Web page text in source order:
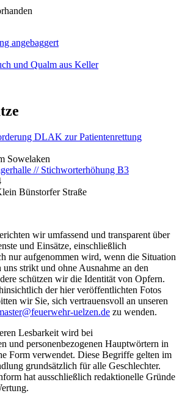
angebaggert
und Qualm aus Keller
DLAK zur Patientenrettung
Sowelaken
// Stichworterhöhung B3
Bünstorfer Straße
wir umfassend und transparent über
und Einsätze, einschließlich
nur aufgenommen wird, wenn die Situation
strikt und ohne Ausnahme an den
schützen wir die Identität von Opfern.
der hier veröffentlichten Fotos
wir Sie, sich vertrauensvoll an unseren
uelzen.de zu wenden.
Lesbarkeit wird bei
und personenbezogenen Hauptwörtern in
Form verwendet. Diese Begriffe gelten im
grundsätzlich für alle Geschlechter.
hat ausschließlich redaktionelle Gründe